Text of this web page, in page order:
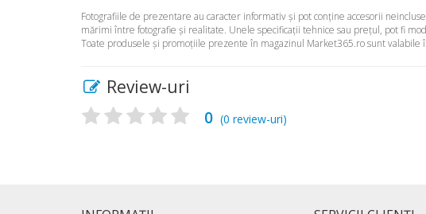
Fotografiile de prezentare au caracter informativ şi pot conţine accesorii
mărimi între fotografie şi realitate. Unele specificaţii tehnice sau preţul, pot fi
Toate produsele şi promoţiile prezente în magazinul Market365.ro sunt valabile
Review-uri
0 (0 review-uri)